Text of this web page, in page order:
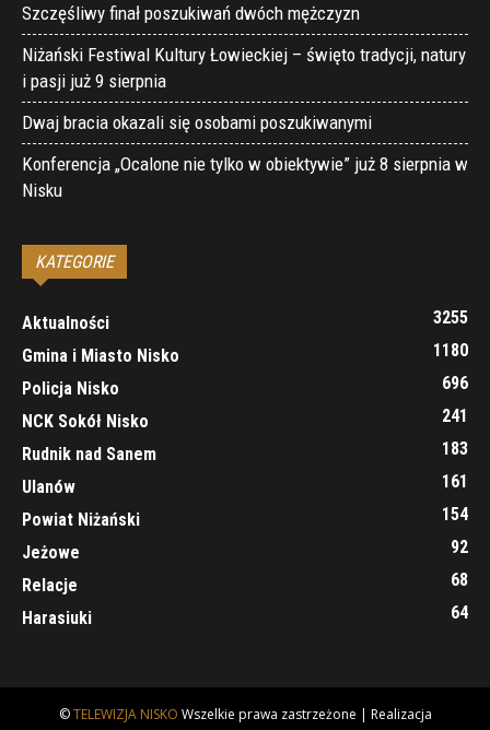
Szczęśliwy finał poszukiwań dwóch mężczyzn
Niżański Festiwal Kultury Łowieckiej – święto tradycji, natury
i pasji już 9 sierpnia
Dwaj bracia okazali się osobami poszukiwanymi
Konferencja „Ocalone nie tylko w obiektywie” już 8 sierpnia w
Nisku
KATEGORIE
Aktualności
3255
Gmina i Miasto Nisko
1180
Policja Nisko
696
NCK Sokół Nisko
241
Rudnik nad Sanem
183
Ulanów
161
Powiat Niżański
154
Jeżowe
92
Relacje
68
Harasiuki
64
©TELEWIZJA NISKO Wszelkie prawa zastrzeżone | Realizacja